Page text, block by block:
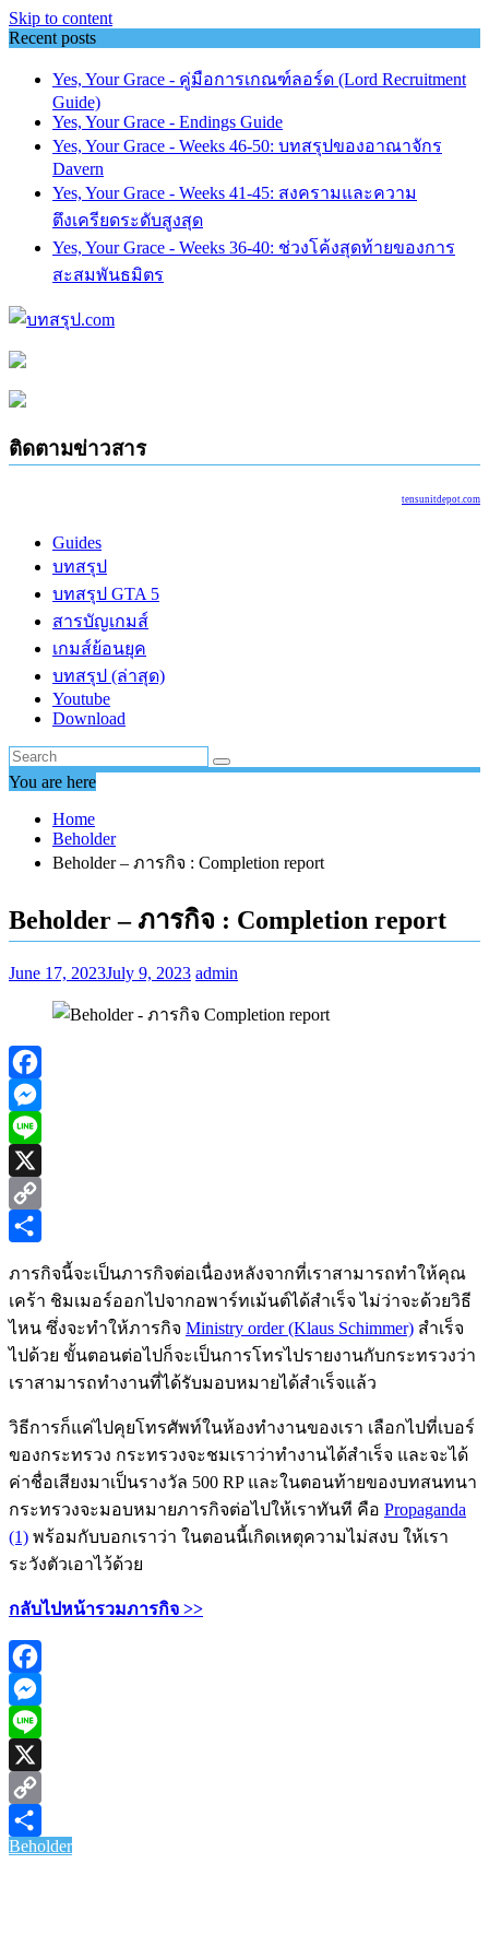
Skip to content
Recent posts
Yes, Your Grace - คู่มือการเกณฑ์ลอร์ด (Lord Recruitment
Guide)
Yes, Your Grace - Endings Guide
Yes, Your Grace - Weeks 46-50: บทสรุปของอาณาจักร
Davern
Yes, Your Grace - Weeks 41-45: สงครามและความ
ตึงเครียดระดับสูงสุด
Yes, Your Grace - Weeks 36-40: ช่วงโค้งสุดท้ายของการ
สะสมพันธมิตร
ติดตามข่าวสาร
tensunitdepot.com
Guides
บทสรุป
บทสรุป GTA 5
สารบัญเกมส์
เกมส์ย้อนยุค
บทสรุป (ล่าสุด)
Youtube
Download
You are here
Home
Beholder
Beholder – ภารกิจ : Completion report
Beholder – ภารกิจ : Completion report
June 17, 2023July 9, 2023 admin
Facebook
Messenger
Line
X
Copy
ภารกิจนี้จะเป็นภารกิจต่อเนื่องหลังจากที่เราสามารถทำให้คุณ
เคร้า ชิมเมอร์ออกไปจากอพาร์ทเม้นต์ได้สำเร็จ ไม่ว่าจะด้วยวิธี
ไหน ซึ่งจะทำให้ภารกิจ Ministry order (Klaus Schimmer) สำเร็จ
ไปด้วย ขั้นตอนต่อไปก็จะเป็นการโทรไปรายงานกับกระทรวงว่า
เราสามารถทำงานที่ได้รับมอบหมายได้สำเร็จแล้ว
วิธีการก็แค่ไปคุยโทรศัพท์ในห้องทำงานของเรา เลือกไปที่เบอร์
ของกระทรวง กระทรวงจะชมเราว่าทำงานได้สำเร็จ และจะได้
ค่าชื่อเสียงมาเป็นรางวัล 500 RP และในตอนท้ายของบทสนทนา
กระทรวงจะมอบหมายภารกิจต่อไปให้เราทันที คือ Propaganda
(1) พร้อมกับบอกเราว่า ในตอนนี้เกิดเหตุความไม่สงบ ให้เรา
ระวังตัวเอาไว้ด้วย
กลับไปหน้ารวมภารกิจ >>
Facebook
Messenger
Line
X
Copy
Link
Share
Beholder